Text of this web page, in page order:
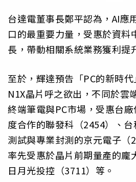
台達電董事長鄭平認為，AI應
口的最重要力量，受惠於資料
長，帶動相關系統業務獲利提
至於，輝達預告「PC的新時
N1X晶片呼之欲出，不同於雲
終端筆電與PC市場，受惠台
度合作的聯發科（2454）、
測試與專業封測的京元電子（
率先受惠於晶片前期量產的龐
日月光投控（3711）等。